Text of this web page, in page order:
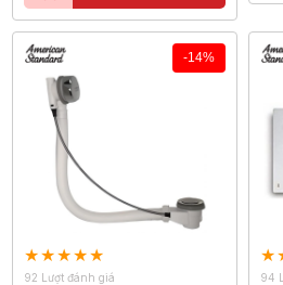
-14%
92 Lượt đánh giá 94